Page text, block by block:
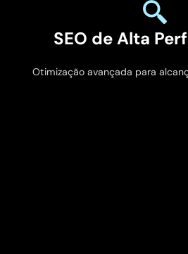
SEO de Alta
Otimização avançada para